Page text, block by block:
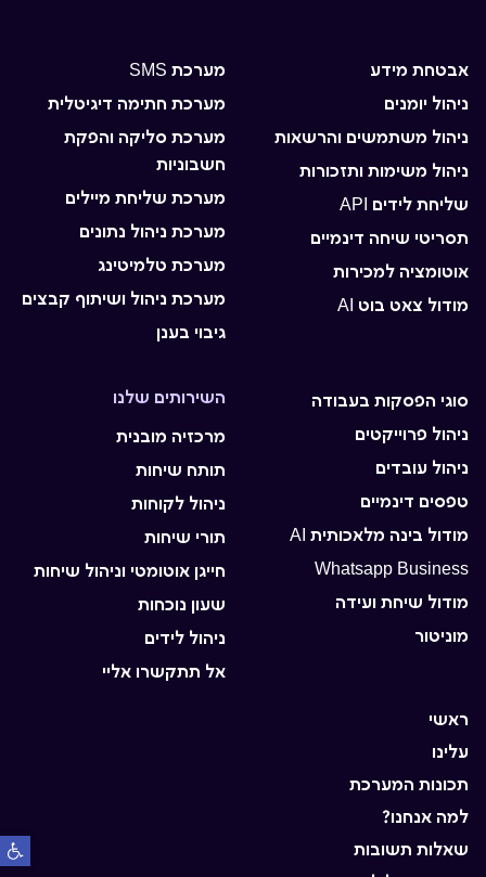
פתח
ראשי
עלינו
תכונות המערכת
למה אנחנו?
שאלות תשובות
השירותים שלנו
מרכזיה מובנית
תותח שיחות
ניהול לקוחות
תורי שיחות
חייגן אוטומטי וניהול שיחות
שעון נוכחות
ניהול לידים
אל תתקשרו אליי
סוגי הפסקות בעבודה
ניהול פרוייקטים
ניהול עובדים
טפסים דינמיים
מודול בינה מלאכותית AI
Whatsapp Business
מודול שיחת ועידה
מוניטור
מערכת SMS
מערכת חתימה דיגיטלית
מערכת סליקה והפקת
חשבוניות
מערכת שליחת מיילים
מערכת ניהול נתונים
מערכת טלמיטינג
מערכת ניהול ושיתוף קבצים
גיבוי בענן
אבטחת מידע
ניהול יומנים
ניהול משתמשים והרשאות
ניהול משימות ותזכורות
שליחת לידים API
תסריטי שיחה דינמיים
אוטומציה למכירות
מודול צאט בוט AI